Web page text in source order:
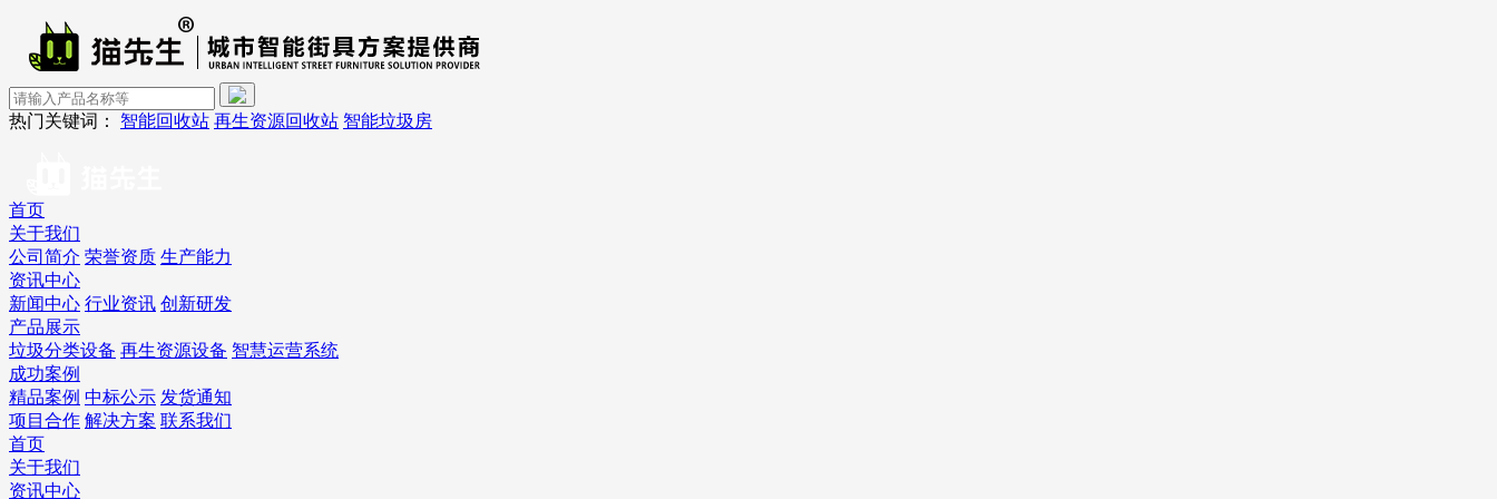
热门关键词： 智能回收站 再生资源回收站 智能垃圾房
首页
关于我们
公司简介 荣誉资质 生产能力
资讯中心
新闻中心 行业资讯 创新研发
产品展示
垃圾分类设备 再生资源设备 智慧运营系统
成功案例
精品案例 中标公示 发货通知
项目合作 解决方案 联系我们
首页
关于我们
资讯中心